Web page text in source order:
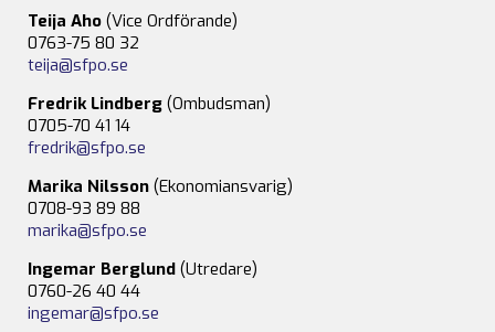
Teija Aho (Vice Ordförande)
0763-75 80 32
teija@sfpo.se
Fredrik Lindberg (Ombudsman)
0705-70 41 14
fredrik@sfpo.se
Marika Nilsson (Ekonomiansvarig)
0708-93 89 88
marika@sfpo.se
Ingemar Berglund (Utredare)
0760-26 40 44
ingemar@sfpo.se